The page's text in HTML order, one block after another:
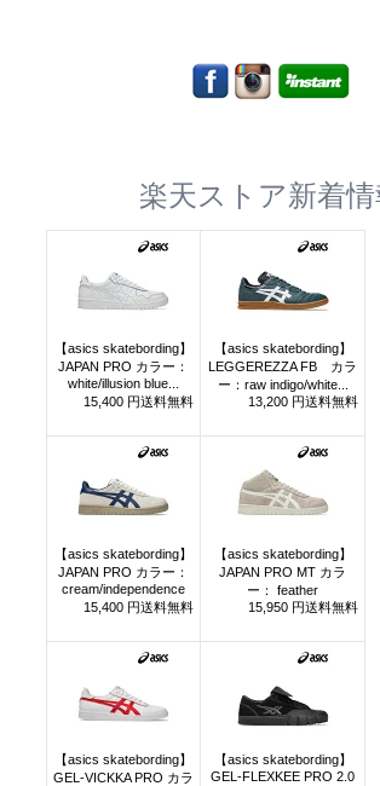
楽天ストア新着情